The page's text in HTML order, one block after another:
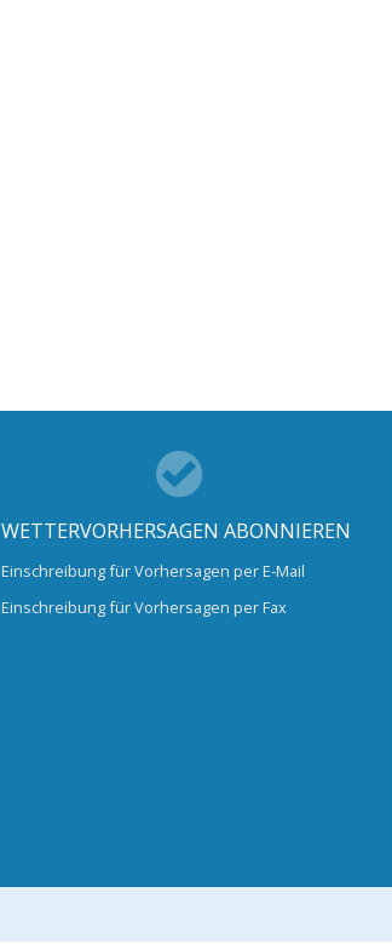
WETTERVORHERSAGEN ABONNIEREN
Einschreibung für Vorhersagen per E-Mail
Einschreibung für Vorhersagen per Fax